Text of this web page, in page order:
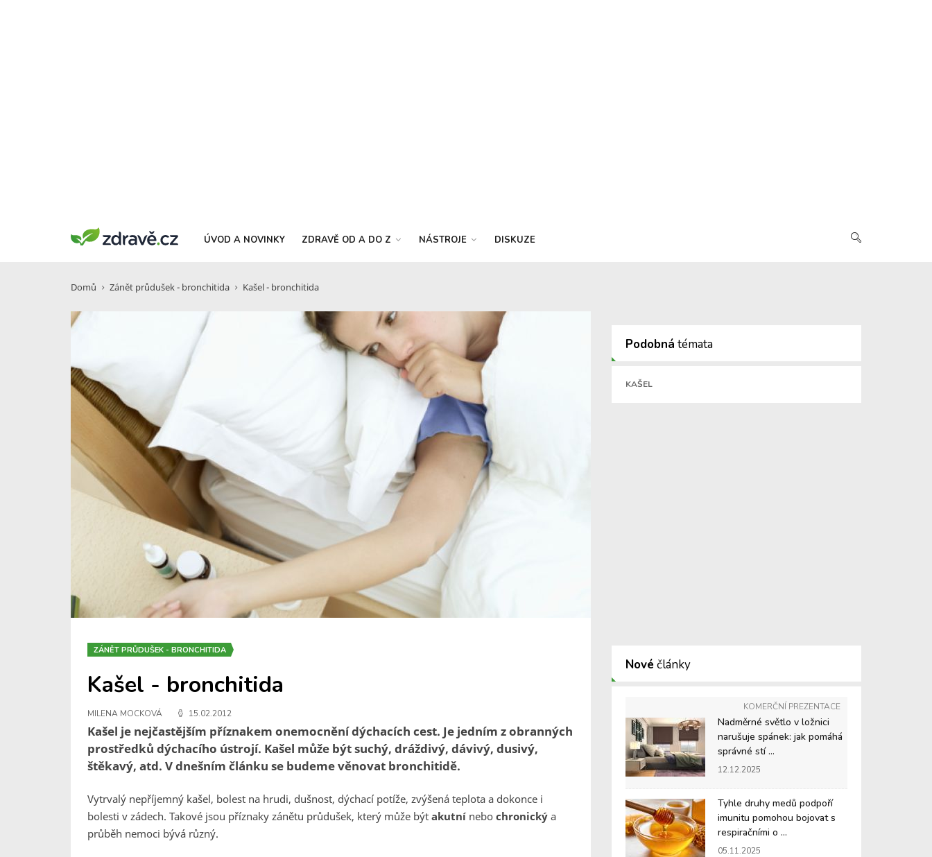
ÚVOD A NOVINKY ZDRAVĚ OD A DO Z NÁSTROJE DISKUZE
Domů Zánět průdušek - bronchitida Kašel - bronchitida
ZÁNĚT PRŮDUŠEK - BRONCHITIDA
Kašel - bronchitida
MILENA MOCKOVÁ 15.02.2012
Kašel je nejčastějším příznakem onemocnění dýchacích cest. Je jedním z obranných
prostředků dýchacího ústrojí. Kašel může být suchý, dráždivý, dávivý, dusivý,
štěkavý, atd. V dnešním článku se budeme věnovat bronchitidě.
Vytrvalý nepříjemný kašel, bolest na hrudi, dušnost, dýchací potíže, zvýšená teplota a dokonce i
bolesti v zádech. Takové jsou příznaky zánětu průdušek, který může být akutní nebo chronický a
průběh nemoci bývá různý.
Podobná témata
KAŠEL
Nové články
KOMERČNÍ PREZENTACE
Nadměrné světlo v ložnici
narušuje spánek: jak pomáhá
správné stí ...
12.12.2025
Tyhle druhy medů podpoří
imunitu pomohou bojovat s
respiračními o ...
05.11.2025